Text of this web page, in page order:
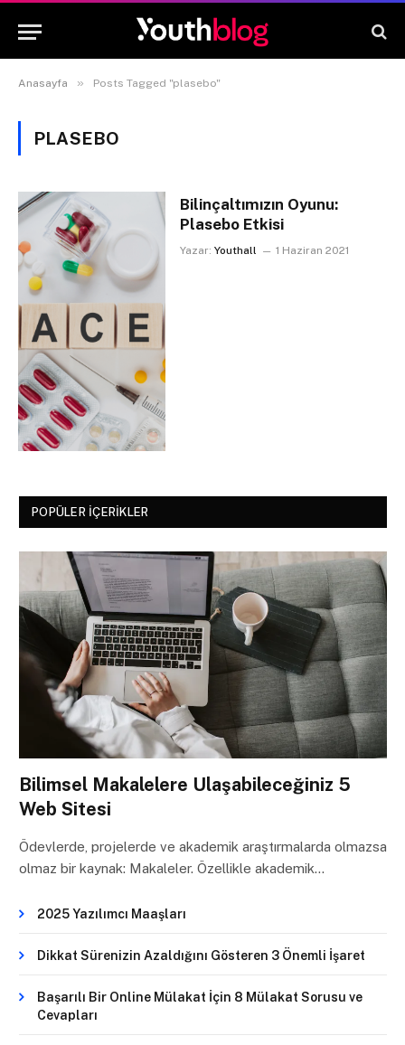
Anasayfa » Posts Tagged "plasebo"
PLASEBO
Bilinçaltımızın Oyunu:
Plasebo Etkisi
Yazar: Youthall 1 Haziran 2021
POPÜLER İÇERIKLER
Bilimsel Makalelere Ulaşabileceğiniz 5
Web Sitesi
Ödevlerde, projelerde ve akademik araştırmalarda olmazsa
olmaz bir kaynak: Makaleler. Özellikle akademik…
2025 Yazılımcı Maaşları
Dikkat Sürenizin Azaldığını Gösteren 3 Önemli İşaret
Başarılı Bir Online Mülakat İçin 8 Mülakat Sorusu ve
Cevapları